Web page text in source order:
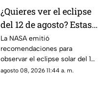
¿Quieres ver el eclipse
del 12 de agosto? Estas
son las
recomendaciones
dadas por la NASA
La NASA emitió
recomendaciones para
observar el eclipse solar del 12
de agosto de 2026 sin poner
agosto 08, 2026 11:44 a. m.